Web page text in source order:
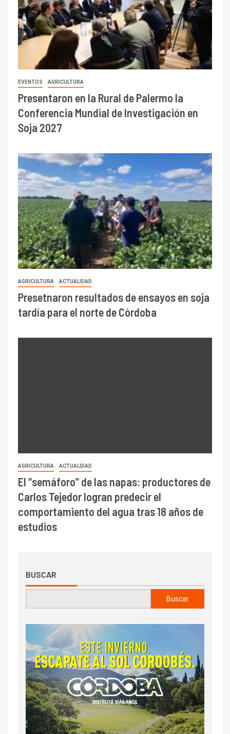
EVENTOS AGRICULTURA
Presentaron en la Rural de Palermo la
Conferencia Mundial de Investigación en
Soja 2027
AGRICULTURA ACTUALIDAD
Presetnaron resultados de ensayos en soja
tardía para el norte de Córdoba
AGRICULTURA ACTUALIDAD
El “semáforo” de las napas: productores de
Carlos Tejedor logran predecir el
comportamiento del agua tras 18 años de
estudios
BUSCAR
Buscar